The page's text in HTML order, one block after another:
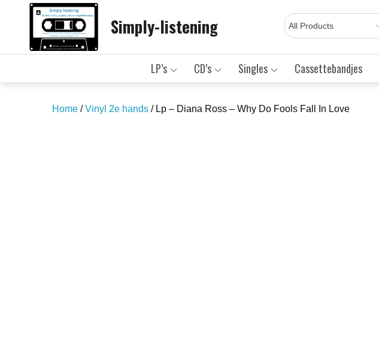
Simply-listening
LP’s CD’s Singles Cassettebandjes
Home /Vinyl 2e hands / Lp – Diana Ross – Why Do Fools Fall In Love